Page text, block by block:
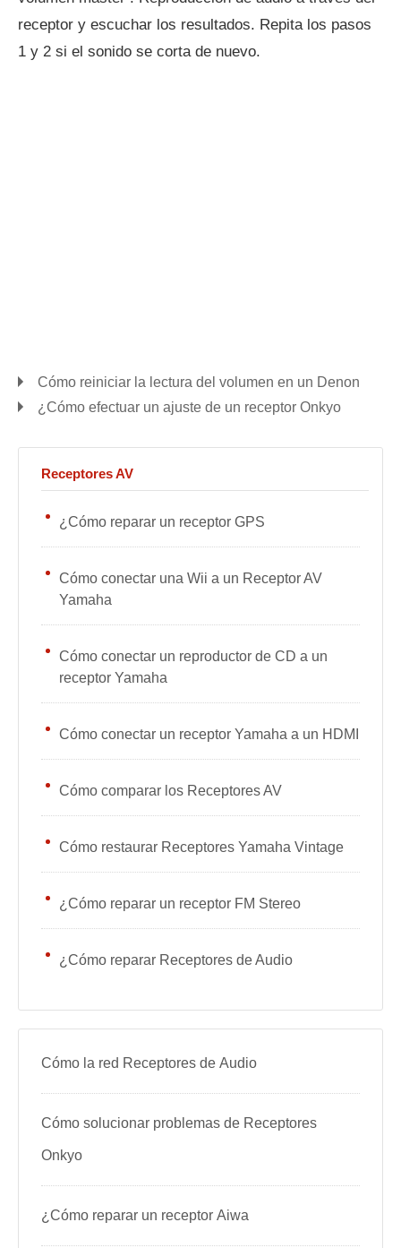
receptor y escuchar los resultados. Repita los pasos
1 y 2 si el sonido se corta de nuevo.
Cómo reiniciar la lectura del volumen en un Denon
¿Cómo efectuar un ajuste de un receptor Onkyo
Receptores AV
¿Cómo reparar un receptor GPS
Cómo conectar una Wii a un Receptor AV
Yamaha
Cómo conectar un reproductor de CD a un
receptor Yamaha
Cómo conectar un receptor Yamaha a un HDMI
Cómo comparar los Receptores AV
Cómo restaurar Receptores Yamaha Vintage
¿Cómo reparar un receptor FM Stereo
¿Cómo reparar Receptores de Audio
Cómo la red Receptores de Audio
Cómo solucionar problemas de Receptores
Onkyo
¿Cómo reparar un receptor Aiwa